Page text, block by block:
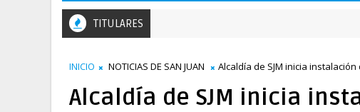
TITULARES
INICIO NOTICIAS DE SAN JUAN Alcaldía de SJM inicia
Alcaldía de SJM inicia